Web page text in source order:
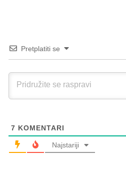
Pretplatiti se
7 KOMENTARI
Najstariji